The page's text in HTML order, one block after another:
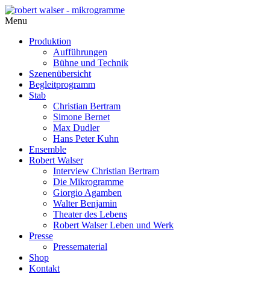
Menu
Produktion
Aufführungen
Bühne und Technik
Szenenübersicht
Begleitprogramm
Stab
Christian Bertram
Simone Bernet
Max Dudler
Hans Peter Kuhn
Ensemble
Robert Walser
Interview Christian Bertram
Die Mikrogramme
Giorgio Agamben
Walter Benjamin
Theater des Lebens
Robert Walser Leben und Werk
Presse
Pressematerial
Shop
Kontakt